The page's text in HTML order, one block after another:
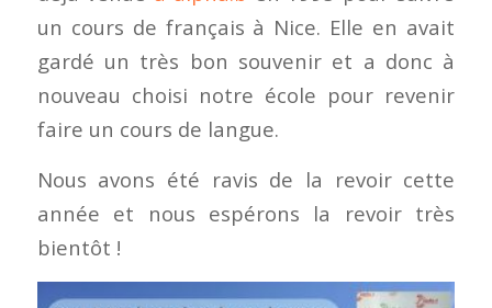
un cours de français à Nice. Elle en avait
gardé un très bon souvenir et a donc à
nouveau choisi notre école pour revenir
faire un cours de langue.
Nous avons été ravis de la revoir cette
année et nous espérons la revoir très
bientôt !